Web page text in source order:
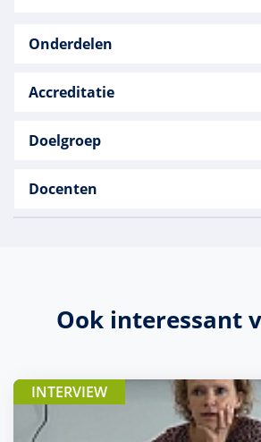
Onderdelen
Accreditatie
Doelgroep
Docenten
Ook interessant
INTERVIEW